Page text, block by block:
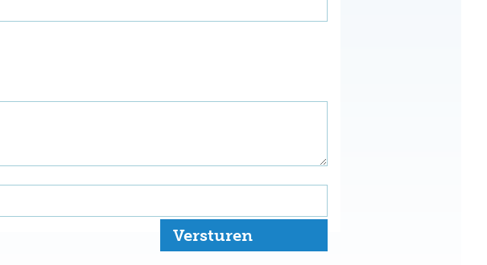
Versturen